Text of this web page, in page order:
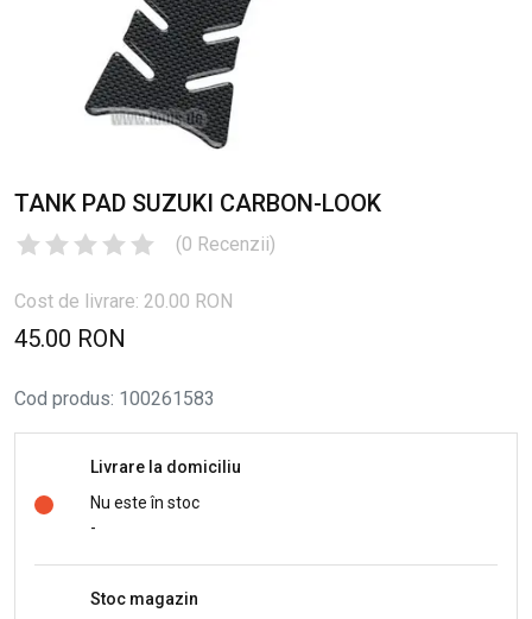
TANK PAD SUZUKI CARBON-LOOK
(0 Recenzii)
Cost de livrare: 20.00 RON
45.00 RON
Cod produs: 100261583
Livrare la domiciliu
Nu este în stoc
-
Stoc magazin